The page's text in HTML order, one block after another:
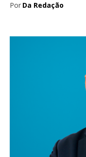
Por Da Redação